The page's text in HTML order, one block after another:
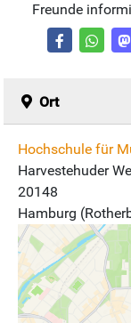
Freunde
Ort
Hochschule für
Harvestehuder
20148
Hamburg